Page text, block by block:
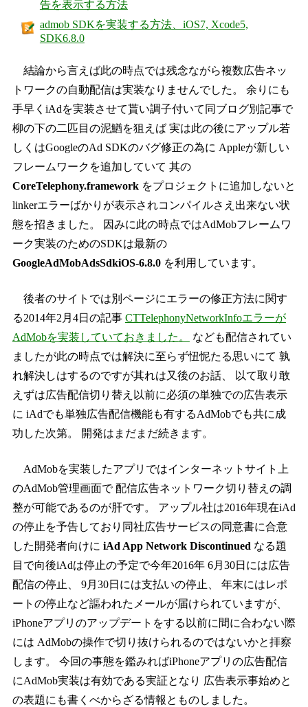
告を表示する方法
admob SDKを実装する方法、iOS7, Xcode5,
SDK6.8.0
結論から言えば此の時点では残念ながら複数広告ネッ
トワークの自動配信は実装なりませんでした。 余りにも
手早くiAdを実装させて貰い調子付いて同ブログ別記事で
柳の下の二匹目の泥鰌を狙えば 実は此の後にアップル若
しくはGoogleのAd SDKのバグ修正の為に Appleが新しい
フレームワークを追加していて 其の
CoreTelephony.frameworkをプロジェクトに追加しないと
linkerエラーばかりが表示されコンパイルさえ出来ない状
態を招きました。 因みに此の時点ではAdMobフレームワ
ーク実装のためのSDKは最新の
GoogleAdMobAdsSdkiOS-6.8.0を利用しています。
後者のサイトでは別ページにエラーの修正方法に関す
る2014年2月4日の記事 CTTelephonyNetworkInfoエラーが
AdMobを実装していておきました。
なども配信されてい
ましたが此の時点では解決に至らず忸怩たる思いにて 孰
れ解決しはするのですが其れは又後のお話、 以て取り敢
えずは広告配信切り替え以前に必須の単独での広告表示
に iAdでも単独広告配信機能も有するAdMobでも共に成
功した次第。 開発はまだまだ続きます。
AdMobを実装したアプリではインターネットサイト上
のAdMob管理画面で 配信広告ネットワーク切り替えの調
整が可能であるのが肝です。 アップル社は2016年現在iAd
の停止を予告しており同社広告サービスの同意書に合意
した開発者向けに iAd App Network Discontinued なる題
目で向後iAdは停止の予定で今年2016年 6月30日には広告
配信の停止、 9月30日には支払いの停止、 年末にはレポ
ートの停止など謳われたメールが届けられていますが、
iPhoneアプリのアップデートをする以前に間に合わない際
には AdMobの操作で切り抜けられるのではないかと拝察
します。 今回の事態を鑑みればiPhoneアプリの広告配信
にAdMob実装は有効である実証となり 広告表示事始めと
の表題にも書くべからざる情報とものしました。